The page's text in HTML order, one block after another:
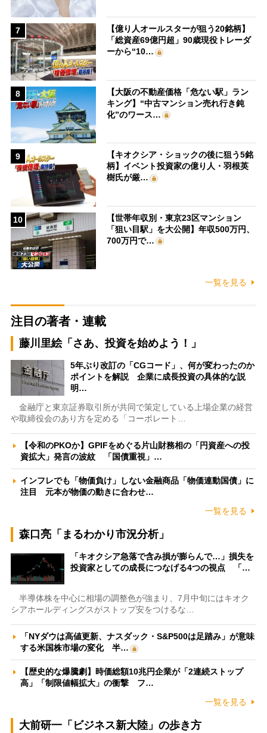
7
【億り人オールスターが狙う20銘柄】
「総資産69億円超」90歳現役トレーダ
ーから“10…
8
【大阪の不動産価格「危ない駅」ラン
キング】“中古マンション売れ行き鈍
化”のワース…
9
【キオクシア・ショックの後に狙う5銘
柄】イベント投資家の億り人・羽根英
樹氏が厳…
10
【世帯年収別・東京23区マンション
「狙い目駅」を大公開】年収500万円、
700万円で…
一覧を見る
注目の著者・連載
藤川里絵「さあ、投資を始めよう！」
5年ぶり改訂の「CGコード」、何が変わったのか
ポイントを解説 企業に成長投資の具体的な説
明…
金融庁と東京証券取引所が共同で策定している上場企業の経営
や取締役会のあり方を定める「コーポレート…
【令和のPKOか】GPIFをめぐる片山財務相の「円資産への投
資拡大」発言の波紋 「国債重視」…
インフレでも「物価負け」しない金融商品「物価連動国債」に
注目 元本が物価の動きに合わせ…
一覧を見る
森口亮「まるわかり市況分析」
「キオクシア急落で含み損が膨らんで…」損失を
投資家としての成長につなげる4つの視点 「…
半導体株を中心に相場の調整色が強まり、7月中旬にはキオク
シアホールディングスがストップ安をつけるな…
「NYダウは高値更新、ナスダック・S&P500は足踏み」が意味
する米国株市場の変化 半…
【歴史的な爆騰劇】時価総額10兆円企業が「2連続ストップ
高」「制限値幅拡大」の衝撃 フ…
一覧を見る
大前研一「ビジネス新大陸」の歩き方